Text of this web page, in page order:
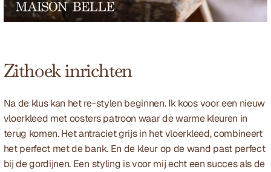
Zithoek inrichten
Na de klus kan het re-stylen beginnen. Ik koos voor een nieuw
vloerkleed met oosters patroon waar de warme kleuren in
terug komen. Het antraciet grijs in het vloerkleed, combineert
het perfect met de bank. En de kleur op de wand past perfect
bij de gordijnen. Een styling is voor mij echt een succes als de